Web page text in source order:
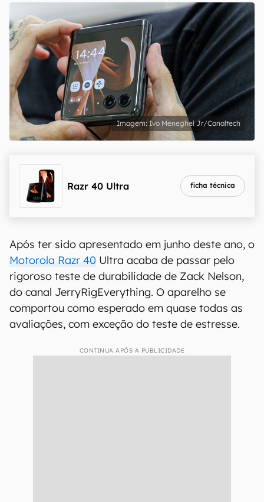
Ivo Meneghel Jr/Canaltech
Razr 40 Ultra ficha técnica
Após ter sido apresentado em junho deste ano, o
Motorola Razr 40 Ultra acaba de passar pelo
rigoroso teste de durabilidade de Zack Nelson,
do canal JerryRigEverything. O aparelho se
comportou como esperado em quase todas as
avaliações, com exceção do teste de estresse.
CONTINUA APÓS A PUBLICIDADE